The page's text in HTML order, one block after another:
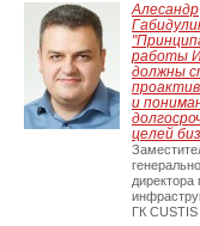
Алесандр
работы
должны
и
целей
ГК CUSTIS